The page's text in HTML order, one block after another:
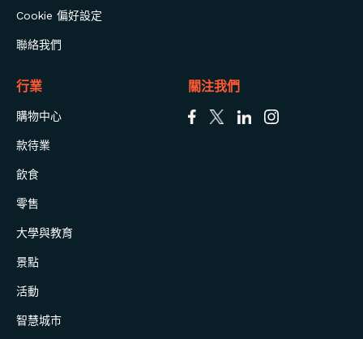
Cookie 偏好設定
聯絡我們
行業
購物中心
款待業
飲食
零售
大學與教育
景點
活動
智慧城市
關注我們